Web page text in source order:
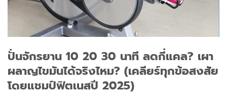
ปั่นจักรยาน 10 20 30 นาที ลดกี่แคล? เผา
ผลาญไขมันได้จริงไหม? (เคลียร์ทุกข้อสงสัย
โดยแชมป์ฟิตเนสปี 2025)